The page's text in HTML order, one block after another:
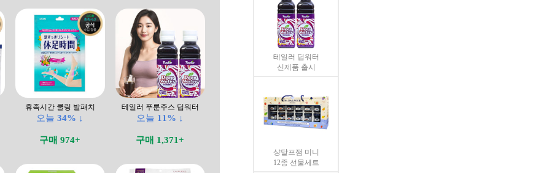
휴족시간 쿨링 발패치
오늘 34% ↓
구매 974+
테일러 푸룬주스 딥워터
오늘 11% ↓
구매 1,371+